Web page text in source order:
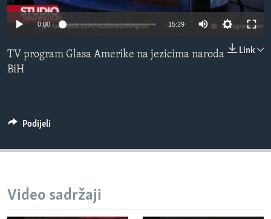
MAGAZIN
O GLASU AMERIKE
Learning English
Jezici
0:00 15:29
Link
TV program Glasa Amerike na jezicima naroda
BiH
Podijeli
Video sadržaji